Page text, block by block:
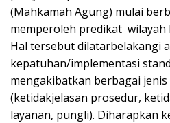
(Mahkamah Agung) mulai
memperoleh predikat wilayah
Hal tersebut dilatarbelakangi
kepatuhan/implementasi
mengakibatkan berbagai
(ketidakjelasan prosedur,
layanan, pungli). Diharapkan